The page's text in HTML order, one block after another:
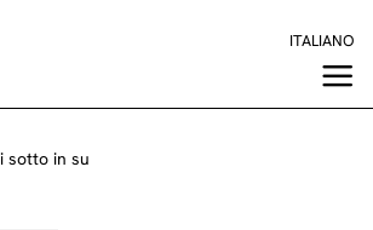
ITALIANO
sotto in su